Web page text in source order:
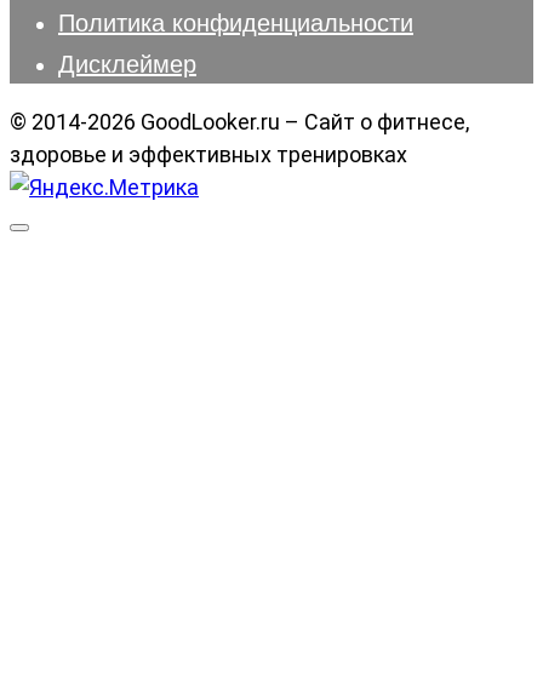
Политика конфиденциальности
Дисклеймер
© 2014-2026 GoodLooker.ru – Сайт о фитнесе,
здоровье и эффективных тренировках